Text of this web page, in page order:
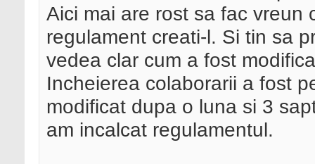
Aici mai are rost sa fac vreun
regulament creati-l. Si tin sa
vedea clar cum a fost
Incheierea colaborarii a fost
modificat dupa o luna si 3
am incalcat regulamentul.